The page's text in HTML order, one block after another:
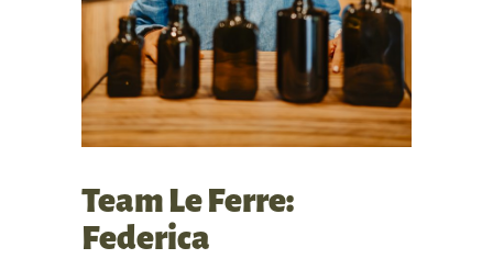
Team Le Ferre:
Federica